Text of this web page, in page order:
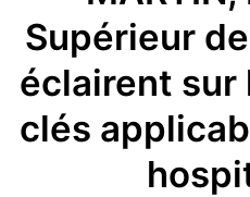
Supérieur
éclairent sur
clés